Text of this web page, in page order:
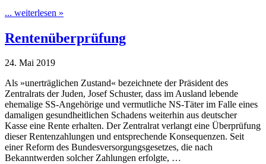
... weiterlesen »
Rentenüberprüfung
24. Mai 2019
Als »unerträglichen Zustand« bezeichnete der Präsident des
Zentralrats der Juden, Josef Schuster, dass im Ausland lebende
ehemalige SS-Angehörige und vermutliche NS-Täter im Falle eines
damaligen gesundheitlichen Schadens weiterhin aus deutscher
Kasse eine Rente erhalten. Der Zentralrat verlangt eine Überprüfung
dieser Rentenzahlungen und entsprechende Konsequenzen. Seit
einer Reform des Bundesversorgungsgesetzes, die nach
Bekanntwerden solcher Zahlungen erfolgte, …